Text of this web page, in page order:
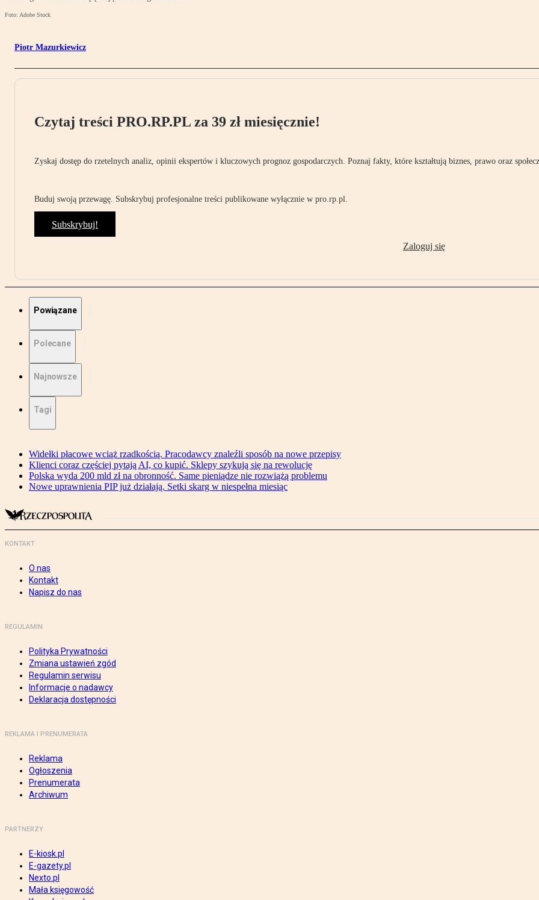
Foto: Adobe Stock
Piotr Mazurkiewicz
Czytaj treści PRO.RP.PL za 39 zł miesięcznie!
Zyskaj dostęp do rzetelnych analiz, opinii ekspertów i kluczowych prognoz gospodarczych. Poznaj fakty, które kształtują biznes, prawo oraz
Buduj swoją przewagę. Subskrybuj profesjonalne treści publikowane wyłącznie w pro.rp.pl.
Subskrybuj!
Zaloguj się
Powiązane
Polecane
Najnowsze
Tagi
Widełki płacowe wciąż rzadkością. Pracodawcy znaleźli sposób na nowe przepisy
Klienci coraz częściej pytają AI, co kupić. Sklepy szykują się na rewolucję
Polska wyda 200 mld zł na obronność. Same pieniądze nie rozwiążą problemu
Nowe uprawnienia PIP już działają. Setki skarg w niespełna miesiąc
KONTAKT
O nas
Kontakt
Napisz do nas
REGULAMIN
Polityka Prywatności
Zmiana ustawień zgód
Regulamin serwisu
Informacje o nadawcy
Deklaracja dostępności
REKLAMA I PRENUMERATA
Reklama
Ogłoszenia
Prenumerata
Archiwum
PARTNERZY
E-kiosk.pl
E-gazety.pl
Nexto.pl
Mała księgowość